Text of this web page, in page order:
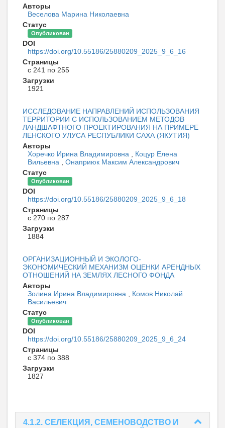
Авторы
Веселова Марина Николаевна
Статус
Опубликован
DOI
https://doi.org/10.55186/25880209_2025_9_6_16
Страницы
с 241 по 255
Загрузки
1921
ИССЛЕДОВАНИЕ НАПРАВЛЕНИЙ ИСПОЛЬЗОВАНИЯ
ТЕРРИТОРИИ С ИСПОЛЬЗОВАНИЕМ МЕТОДОВ
ЛАНДШАФТНОГО ПРОЕКТИРОВАНИЯ НА ПРИМЕРЕ
ЛЕНСКОГО УЛУСА РЕСПУБЛИКИ САХА (ЯКУТИЯ)
Авторы
Хоречко Ирина Владимировна
Коцур Елена
Вильевна
Онаприюк Максим Александрович
Статус
Опубликован
DOI
https://doi.org/10.55186/25880209_2025_9_6_18
Страницы
с 270 по 287
Загрузки
1884
ОРГАНИЗАЦИОННЫЙ И ЭКОЛОГО-
ЭКОНОМИЧЕСКИЙ МЕХАНИЗМ ОЦЕНКИ АРЕНДНЫХ
ОТНОШЕНИЙ НА ЗЕМЛЯХ ЛЕСНОГО ФОНДА
Авторы
Золина Ирина Владимировна
Комов Николай
Васильевич
Статус
Опубликован
DOI
https://doi.org/10.55186/25880209_2025_9_6_24
Страницы
с 374 по 388
Загрузки
1827
4.1.2. СЕЛЕКЦИЯ, СЕМЕНОВОДСТВО И